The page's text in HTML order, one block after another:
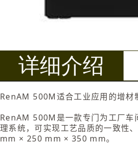
详细介绍
RenAM 500M适合工业应用的增材
RenAM 500M是一款专门为工厂车
理系统，可实现工艺品质的一致性
mm × 250 mm × 350 mm。